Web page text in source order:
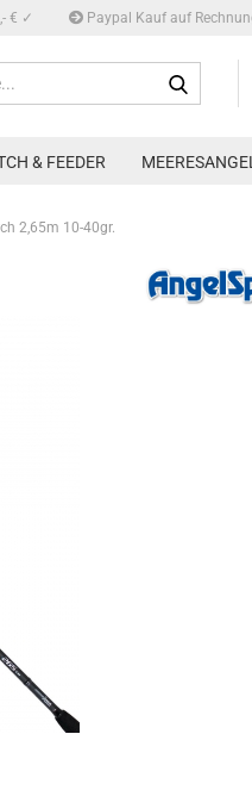
€ ✓ Paypal Kauf auf
& FEEDER
2,65m 10-40gr.